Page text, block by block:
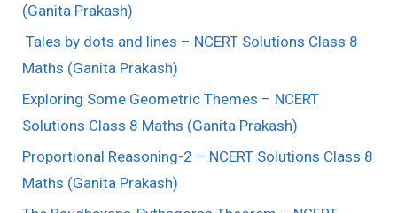
(Ganita Prakash)
Tales by dots and lines – NCERT Solutions Class 8
Maths (Ganita Prakash)
Exploring Some Geometric Themes – NCERT
Solutions Class 8 Maths (Ganita Prakash)
Proportional Reasoning-2 – NCERT Solutions Class 8
Maths (Ganita Prakash)